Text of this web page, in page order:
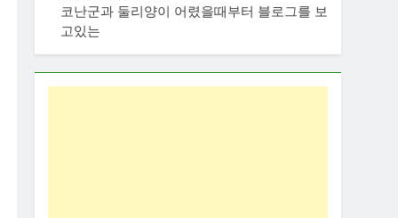
코난군과 둘리양이 어렸을때부터 블로그를 보
고있는